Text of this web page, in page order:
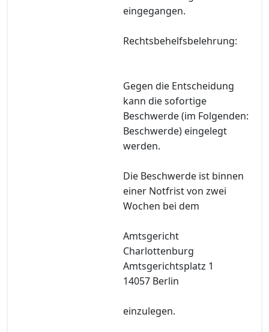
eingegangen.
Rechtsbehelfsbelehrung:
Gegen die Entscheidung
kann die sofortige
Beschwerde (im Folgenden:
Beschwerde) eingelegt
werden.
Die Beschwerde ist binnen
einer Notfrist von zwei
Wochen bei dem
Amtsgericht
Charlottenburg
Amtsgerichtsplatz 1
14057 Berlin
einzulegen.